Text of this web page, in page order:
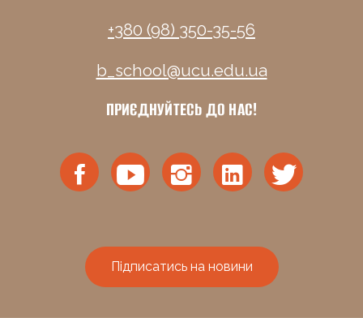
+380 (98) 350-35-56
b_school@ucu.edu.ua
ПРИЄДНУЙТЕСЬ ДО НАС!
Підписатись на новини